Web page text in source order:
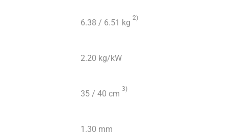
6.38 / 6.51 kg
2)
2.20 kg/kW
35 / 40 cm
3)
1.30 mm